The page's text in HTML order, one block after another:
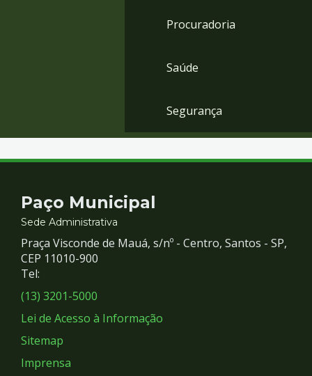
Procuradoria
Saúde
Segurança
Contato
e
Redes
Sociais
Paço Municipal
Sede Administrativa
Praça Visconde de Mauá, s/nº - Centro, Santos - SP,
CEP 11010-900
Tel:
(13) 3201-5000
Lei de Acesso à Informação
Sitemap
Imprensa